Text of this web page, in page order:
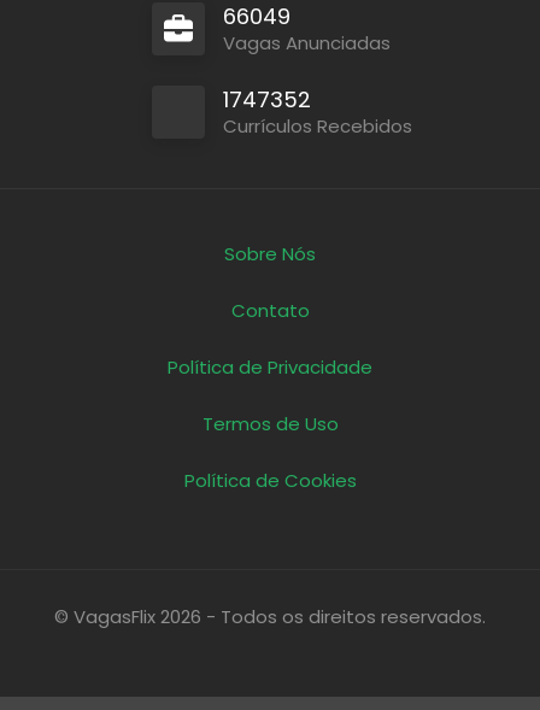
66049
Vagas Anunciadas
1747352
Currículos Recebidos
Sobre Nós
Contato
Política de Privacidade
Termos de Uso
Política de Cookies
© VagasFlix 2026 - Todos os direitos reservados.